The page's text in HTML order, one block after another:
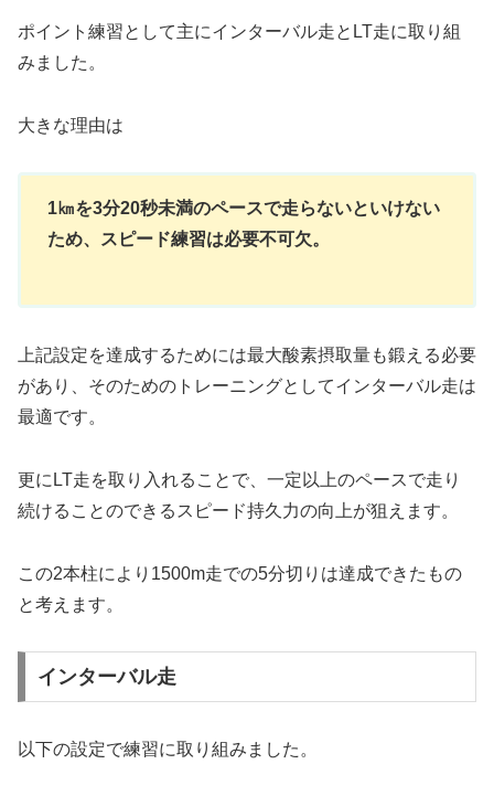
ポイント練習として主にインターバル走とLT走に取り組
みました。
大きな理由は
1㎞を3分20秒未満のペースで走らないといけない
ため、スピード練習は必要不可欠。
上記設定を達成するためには最大酸素摂取量も鍛える必要
があり、そのためのトレーニングとしてインターバル走は
最適です。
更にLT走を取り入れることで、一定以上のペースで走り
続けることのできるスピード持久力の向上が狙えます。
この2本柱により1500m走での5分切りは達成できたもの
と考えます。
インターバル走
以下の設定で練習に取り組みました。